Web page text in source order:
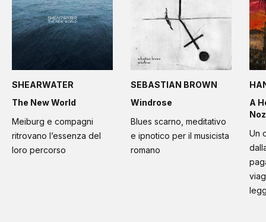
SHEARWATER
The New World
Meiburg e compagni
ritrovano l’essenza del
loro percorso
SEBASTIAN BROWN
Windrose
Blues scarno, meditativo
e ipnotico per il musicista
romano
A
Noz
Un